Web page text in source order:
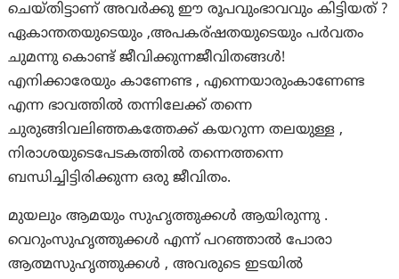
ചെയ്തിട്ടാണ് അവർക്കു ഈ രൂപവുംഭാവവും കിട്ടിയത് ?
ഏകാന്തതയുടെയും ,അപകര്ഷതയുടെയും പർവതം
ചുമന്നു കൊണ്ട് ജീവിക്കുന്നജീവിതങ്ങൾ!
എനിക്കാരേയും കാണേണ്ട , എന്നെയാരുംകാണേണ്ട
എന്ന ഭാവത്തിൽ തന്നിലേക്ക് തന്നെ
ചുരുങ്ങിവലിഞ്ഞകത്തേക്ക് കയറുന്ന തലയുള്ള ,
നിരാശയുടെപേടകത്തിൽ തന്നെത്തന്നെ
ബന്ധിച്ചിട്ടിരിക്കുന്ന ഒരു ജീവിതം.
മുയലും ആമയും സുഹൃത്തുക്കൾ ആയിരുന്നു .
വെറുംസുഹൃത്തുക്കൾ എന്ന് പറഞ്ഞാൽ പോരാ
ആത്മസുഹൃത്തുക്കൾ , അവരുടെ ഇടയിൽ